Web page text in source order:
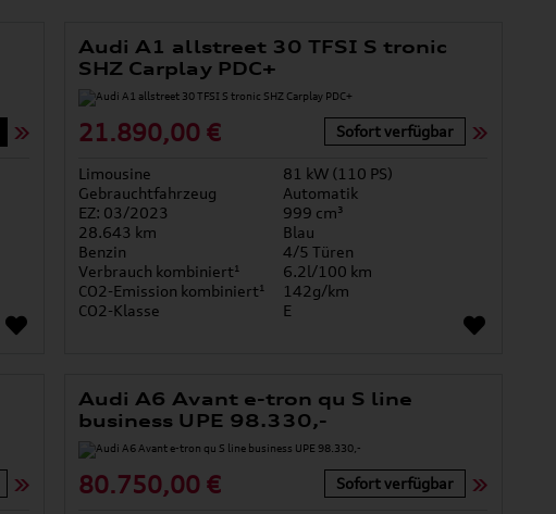
Audi A1 allstreet 30 TFSI S tronic
SHZ Carplay PDC+
21.890,00 € Sofort verfügbar
Limousine
81 kW (110 PS)
Gebrauchtfahrzeug
Automatik
EZ: 03/2023
999 cm³
28.643 km
Blau
Benzin
4/5 Türen
Verbrauch kombiniert¹
6.2l/100 km
CO2-Emission kombiniert¹
142g/km
CO2-Klasse
E
Audi A6 Avant e-tron qu S line
business UPE 98.330,-
80.750,00 € Sofort verfügbar